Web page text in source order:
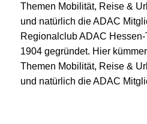
Themen Mobilität, Reise &
und natürlich die ADAC
Regionalclub ADAC
1904 gegründet. Hier
Themen Mobilität, Reise &
und natürlich die ADAC